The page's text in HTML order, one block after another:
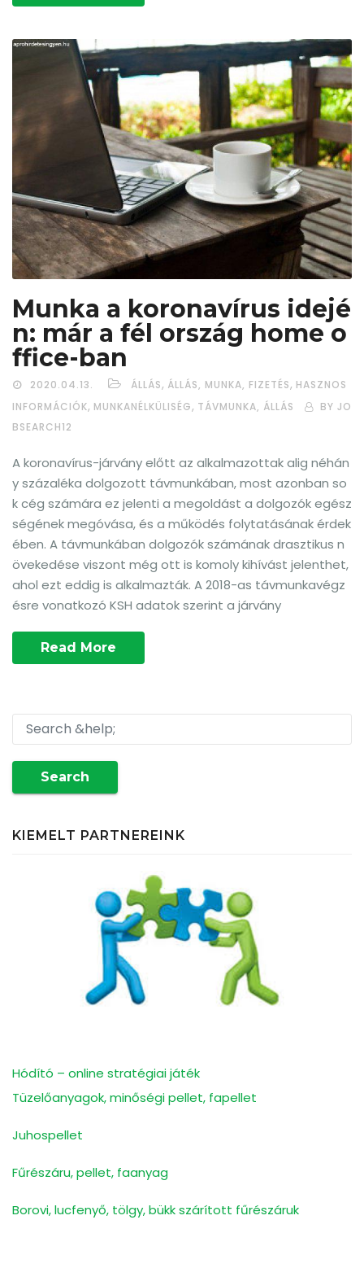
Munka a koronavírus idejé
n: már a fél ország home o
ffice-ban
2020.04.13. ÁLLÁS, ÁLLÁS, MUNKA, FIZETÉS, HASZNOS
INFORMÁCIÓK, MUNKANÉLKÜLISÉG, TÁVMUNKA, ÁLLÁS
BY JO
BSEARCH12
A koronavírus-járvány előtt az alkalmazottak alig néhán
y százaléka dolgozott távmunkában, most azonban so
k cég számára ez jelenti a megoldást a dolgozók egész
ségének megóvása, és a működés folytatásának érdek
ében. A távmunkában dolgozók számának drasztikus n
övekedése viszont még ott is komoly kihívást jelenthet,
ahol ezt eddig is alkalmazták. A 2018-as távmunkavégz
ésre vonatkozó KSH adatok szerint a járvány
Read More
Search
KIEMELT PARTNEREINK
Hódító – online stratégiai játék
Tüzelőanyagok, minőségi pellet, fapellet
Juhospellet
Fűrészáru, pellet, faanyag
Borovi, lucfenyő, tölgy, bükk szárított fűrészáruk